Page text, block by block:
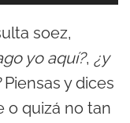
soez,
yo aquí?, ¿y
Piensas y dices
o quizá no tan